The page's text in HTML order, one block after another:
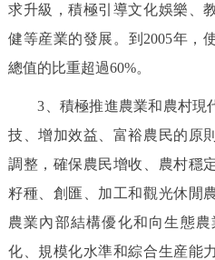
求升級，積極引導文化娛樂、
健等産業的發展。到2005年，
總值的比重超過60%。
3、積極推進農業和農村現
技、增加效益、富裕農民的原
調整，確保農民增收、農村穩
籽種、創匯、加工和觀光休閒
農業內部結構優化和向生態
化、規模化水準和綜合生産能